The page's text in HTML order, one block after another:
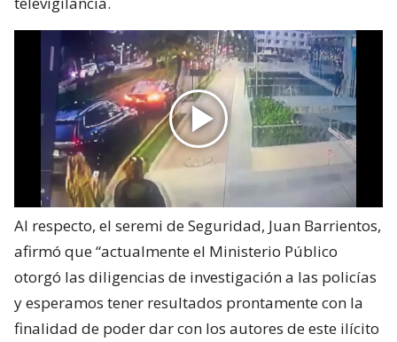
Al respecto, el seremi de Seguridad, Juan Barrientos,
afirmó que “actualmente el Ministerio Público
otorgó las diligencias de investigación a las policías
y esperamos tener resultados prontamente con la
finalidad de poder dar con los autores de este ilícito